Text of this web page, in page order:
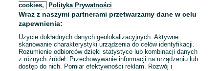
Nowa Sól
Pełny etat
Umowa o pracę
Specjalne wymagania: Książeczka sanepidowska
Odpowiednie doświadczenie zawodowe
Dyspozycyjność: Praca zmianowa
Miejsce pracy: W siedzibie firmy
cookies,
Polityka Prywatności
Wraz z naszymi partnerami przetwarzamy dane w celu
zapewnienia:
Użycie dokładnych danych geolokalizacyjnych. Aktywne
skanowanie charakterystyki urządzenia do celów identyfikacji.
Rozumienie odbiorców dzięki statystyce lub kombinacji danych
z różnych źródeł. Przechowywanie informacji na urządzeniu lub
dostęp do nich. Pomiar efektywności reklam. Rozwój i